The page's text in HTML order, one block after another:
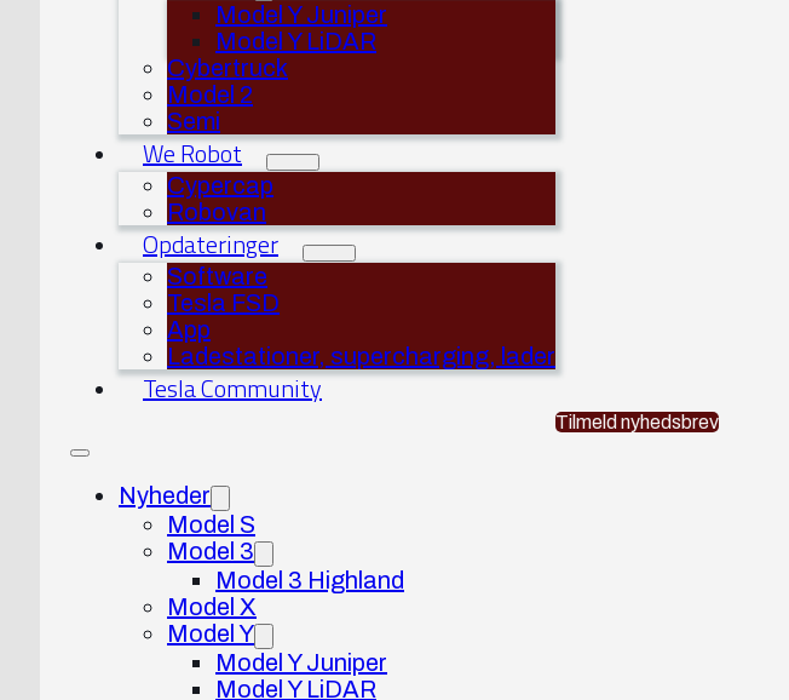
Model Y Juniper
Model Y LiDAR
Cybertruck
Model 2
Semi
We Robot
Cypercap
Robovan
Opdateringer
Software
Tesla FSD
App
Ladestationer, supercharging, lader
Tesla Community
Nyheder
Model S
Model 3
Model 3 Highland
Model X
Model Y
Model Y Juniper
Model Y LiDAR
Tilmeld nyhedsbrev